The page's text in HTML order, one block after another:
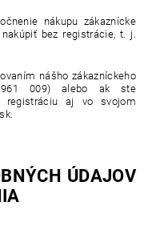
nákupu zákaznícke
bez registrácie, t. j.
nášho zákazníckeho
961 009) alebo ak ste
registráciu aj vo svojom
ÚDAJOV